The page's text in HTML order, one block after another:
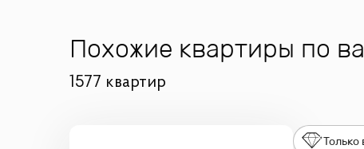
Похожие квартиры по
1577 квартир
Только